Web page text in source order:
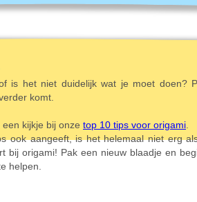
is het niet duidelijk wat je moet doen?
komt.
kijkje bij onze top 10 tips voor origami
ook aangeeft, is het helemaal niet erg
bij origami! Pak een nieuw blaadje en
helpen.